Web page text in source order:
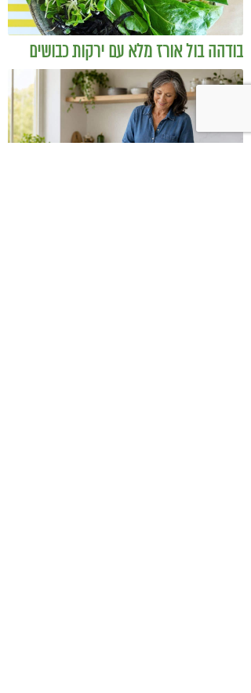
בודהה בול אורז מלא עם ירקות כבושים
ומקושקשת טופו